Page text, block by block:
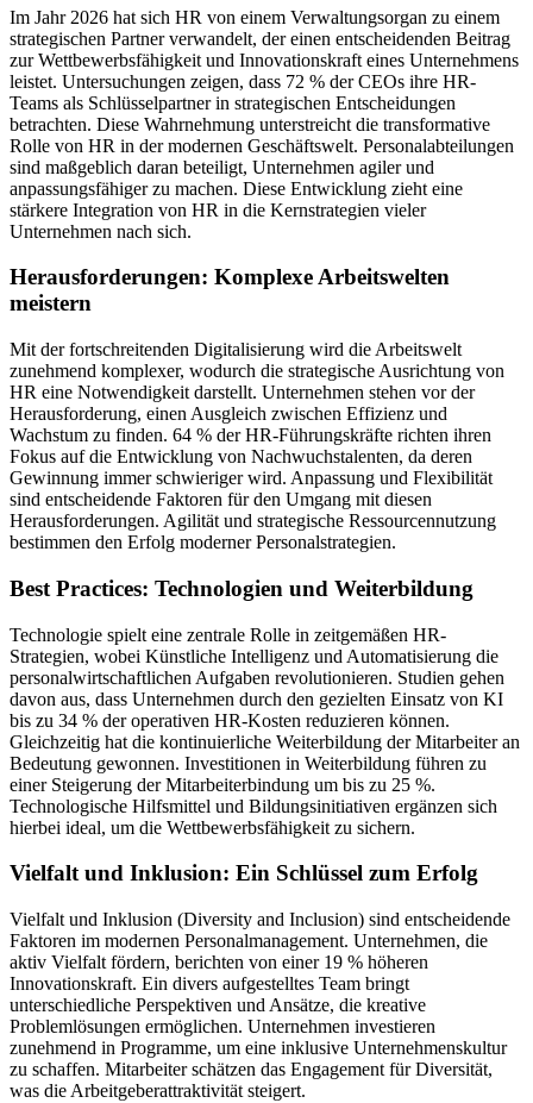
Im Jahr 2026 hat sich HR von einem Verwaltungsorgan zu einem
strategischen Partner verwandelt, der einen entscheidenden Beitrag
zur Wettbewerbsfähigkeit und Innovationskraft eines Unternehmens
leistet. Untersuchungen zeigen, dass 72 % der CEOs ihre HR-
Teams als Schlüsselpartner in strategischen Entscheidungen
betrachten. Diese Wahrnehmung unterstreicht die transformative
Rolle von HR in der modernen Geschäftswelt. Personalabteilungen
sind maßgeblich daran beteiligt, Unternehmen agiler und
anpassungsfähiger zu machen. Diese Entwicklung zieht eine
stärkere Integration von HR in die Kernstrategien vieler
Unternehmen nach sich.
Herausforderungen: Komplexe Arbeitswelten
meistern
Mit der fortschreitenden Digitalisierung wird die Arbeitswelt
zunehmend komplexer, wodurch die strategische Ausrichtung von
HR eine Notwendigkeit darstellt. Unternehmen stehen vor der
Herausforderung, einen Ausgleich zwischen Effizienz und
Wachstum zu finden. 64 % der HR-Führungskräfte richten ihren
Fokus auf die Entwicklung von Nachwuchstalenten, da deren
Gewinnung immer schwieriger wird. Anpassung und Flexibilität
sind entscheidende Faktoren für den Umgang mit diesen
Herausforderungen. Agilität und strategische Ressourcennutzung
bestimmen den Erfolg moderner Personalstrategien.
Best Practices: Technologien und Weiterbildung
Technologie spielt eine zentrale Rolle in zeitgemäßen HR-
Strategien, wobei Künstliche Intelligenz und Automatisierung die
personalwirtschaftlichen Aufgaben revolutionieren. Studien gehen
davon aus, dass Unternehmen durch den gezielten Einsatz von KI
bis zu 34 % der operativen HR-Kosten reduzieren können.
Gleichzeitig hat die kontinuierliche Weiterbildung der Mitarbeiter an
Bedeutung gewonnen. Investitionen in Weiterbildung führen zu
einer Steigerung der Mitarbeiterbindung um bis zu 25 %.
Technologische Hilfsmittel und Bildungsinitiativen ergänzen sich
hierbei ideal, um die Wettbewerbsfähigkeit zu sichern.
Vielfalt und Inklusion: Ein Schlüssel zum Erfolg
Vielfalt und Inklusion (Diversity and Inclusion) sind entscheidende
Faktoren im modernen Personalmanagement. Unternehmen, die
aktiv Vielfalt fördern, berichten von einer 19 % höheren
Innovationskraft. Ein divers aufgestelltes Team bringt
unterschiedliche Perspektiven und Ansätze, die kreative
Problemlösungen ermöglichen. Unternehmen investieren
zunehmend in Programme, um eine inklusive Unternehmenskultur
zu schaffen. Mitarbeiter schätzen das Engagement für Diversität,
was die Arbeitgeberattraktivität steigert.